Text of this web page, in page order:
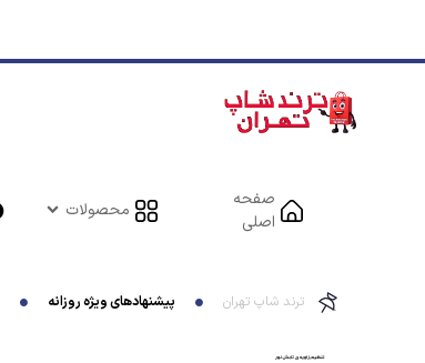
صفحه
اصلی
محصولات
ترند شاپ تهران پیشنهادهای ویژه روزانه